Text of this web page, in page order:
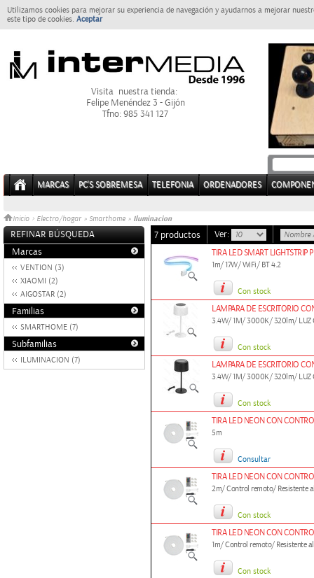
Utilizamos cookies para mejorar su experiencia de navegación y ayudarnos a mejorar
este tipo de cookies. Aceptar
Visita nuestra tienda:
Felipe Menéndez 3 - Gijón
Tfno: 985 341 127
MARCAS PC'S SOBREMESA TELEFONIA ORDENADORES
Inicio > Electro/hogar » Smarthome » Iluminacion
REFINAR BÚSQUEDA
Marcas
VENTION (3)
XIAOMI (2)
AIGOSTAR (2)
Familias
SMARTHOME (7)
Subfamilias
ILUMINACION (7)
7 productos Ver:
TIRA LED SMART LIGHTSTRIP
1m/ 17W/ WiFi/ BT 4.2
Con stock
LAMPARA DE ESCRITORIO
3.4W/ 1M/ 3000K/ 320lm/ LUZ
Con stock
LAMPARA DE ESCRITORIO
3.4W/ 1M/ 3000K/ 320lm/ LUZ
Con stock
TIRA LED NEON CON
5m
Consultar
TIRA LED NEON CON
2m/ Control remoto/ Resistente
Con stock
TIRA LED NEON CON
1m/ Control remoto/ Resistente
Con stock